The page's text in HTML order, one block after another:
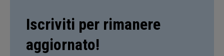
Iscriviti per rimanere
aggiornato!